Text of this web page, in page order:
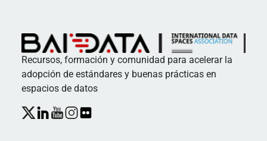
Recursos, formación y comunidad para acelerar la
adopción de estándares y buenas prácticas en
espacios de datos